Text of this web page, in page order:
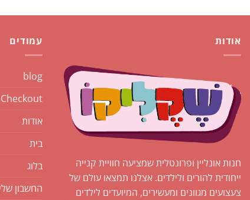
אודות
חנות אונליין ופרונטלית שמציעה חוויית קנייה
ייחודית להורים ולילדים. אצלנו תמצאו עולם של
צעצועים מגוונים ומעשירים, המיועדים לילדים
עמודים
blog
Checkout
אודות
בית
בלוג
החשבון